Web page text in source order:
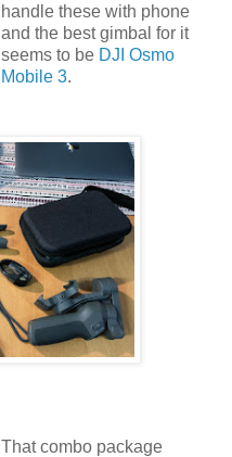
handle these with phone
and the best gimbal for it
seems to be DJI Osmo
Mobile 3.
That combo package